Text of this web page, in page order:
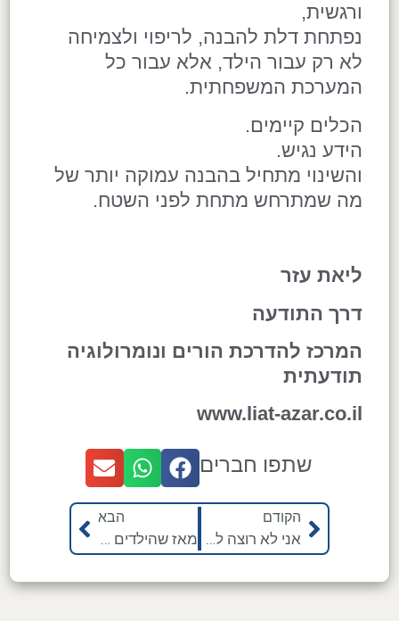
ורגשית,
נפתחת דלת להבנה, לריפוי ולצמיחה
לא רק עבור הילד, אלא עבור כל
המערכת המשפחתית.
הכלים קיימים.
הידע נגיש.
והשינוי מתחיל בהבנה עמוקה יותר של
מה שמתרחש מתחת לפני השטח.
ליאת עזר
דרך התודעה
המרכז להדרכת הורים ונומרולוגיה
תודעתית
www.liat-azar.co.il
שתפו חברים
הקודם
אני לא רוצה ללכת לגן / לבית הספר
הבא
מאז שהילדים יותר בבית המריבות רק גדלות